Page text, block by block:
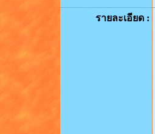
รายละเอียด :